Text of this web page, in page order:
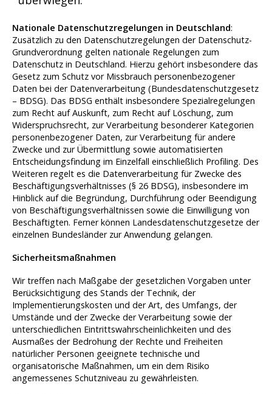
Nationale Datenschutzregelungen in Deutschland:
Zusätzlich zu den Datenschutzregelungen der Datenschutz-
Grundverordnung gelten nationale Regelungen zum
Datenschutz in Deutschland. Hierzu gehört insbesondere das
Gesetz zum Schutz vor Missbrauch personenbezogener
Daten bei der Datenverarbeitung (Bundesdatenschutzgesetz
– BDSG). Das BDSG enthält insbesondere Spezialregelungen
zum Recht auf Auskunft, zum Recht auf Löschung, zum
Widerspruchsrecht, zur Verarbeitung besonderer Kategorien
personenbezogener Daten, zur Verarbeitung für andere
Zwecke und zur Übermittlung sowie automatisierten
Entscheidungsfindung im Einzelfall einschließlich Profiling. Des
Weiteren regelt es die Datenverarbeitung für Zwecke des
Beschäftigungsverhältnisses (§ 26 BDSG), insbesondere im
Hinblick auf die Begründung, Durchführung oder Beendigung
von Beschäftigungsverhältnissen sowie die Einwilligung von
Beschäftigten. Ferner können Landesdatenschutzgesetze der
einzelnen Bundesländer zur Anwendung gelangen.
Sicherheitsmaßnahmen
Wir treffen nach Maßgabe der gesetzlichen Vorgaben unter
Berücksichtigung des Stands der Technik, der
Implementierungskosten und der Art, des Umfangs, der
Umstände und der Zwecke der Verarbeitung sowie der
unterschiedlichen Eintrittswahrscheinlichkeiten und des
Ausmaßes der Bedrohung der Rechte und Freiheiten
natürlicher Personen geeignete technische und
organisatorische Maßnahmen, um ein dem Risiko
angemessenes Schutzniveau zu gewährleisten.